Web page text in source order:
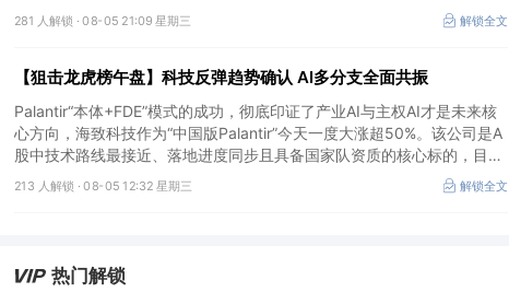
球首个完成TPC-DS测试并通过官方审计的数据库企业；③2026年被多
方定义为Robotaxi商业化元年，公司正从“传统出行运营商”向“自动驾驶时
281 人解锁 ·08-05 21:09 星期三 解锁全文
【狙击龙虎榜午盘】科技反弹趋势确认 AI多分支全面共振
Palantir“本体+FDE”模式的成功，彻底印证了产业AI与主权AI才是未来核
心方向，海致科技作为“中国版Palantir”今天一度大涨超50%。该公司是A
股中技术路线最接近、落地进度同步且具备国家队资质的核心标的，目前
正处于从“数据智能基础设施”向“产业级AI Agent核心供应商”跃迁的价值
重估起点。
213 人解锁 ·08-05 12:32 星期三 解锁全文
热门解锁